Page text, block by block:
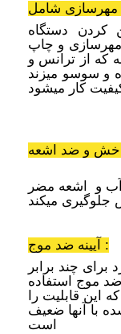
کردن دستگاه
مهرسازی و چاپ
که از ترانس و
و سوسو میزند
کار میشود
و
اشعه مضر
جلوگیری میکند
آیینه ضد موج :
برای چند برابر
ضد موج استفاده
این قابلیت را
با آنها ضعیف
است